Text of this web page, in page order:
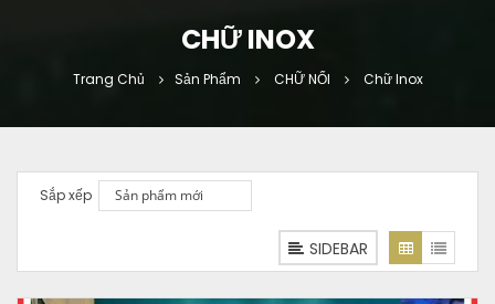
CHỮ INOX
Trang Chủ Sản Phẩm CHỮ NỔI Chữ Inox
Sắp xếp
SIDEBAR